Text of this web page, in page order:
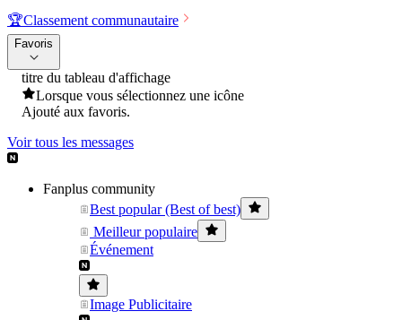
🏆Classement communautaire
Favoris
titre du tableau d'affichage
Lorsque vous sélectionnez une icône
Ajouté aux favoris.
Voir tous les messages
Fanplus community
Best popular (Best of best)
Meilleur populaire
Événement
Image Publicitaire